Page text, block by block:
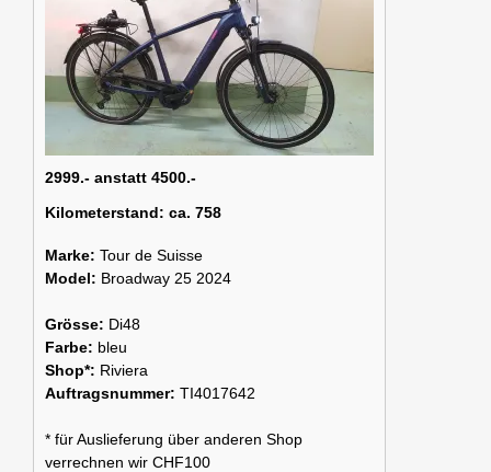
2999.- anstatt 4500.-
Kilometerstand: ca. 758
Marke: Tour de Suisse
Model: Broadway 25 2024
Grösse: Di48
Farbe: bleu
Shop*: Riviera
Auftragsnummer: TI4017642
* für Auslieferung über anderen Shop
verrechnen wir CHF100